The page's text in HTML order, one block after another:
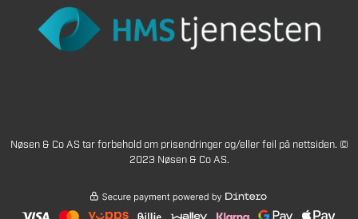
Nøsen & Co AS tar forbehold om prisendringer og/eller feil på nettsiden. ©
2023 Nøsen & Co AS.